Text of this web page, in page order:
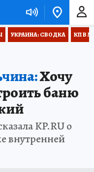
УКРАИНА: СВОДКА КП В
Хочу
баню
KP.RU о
внутренней